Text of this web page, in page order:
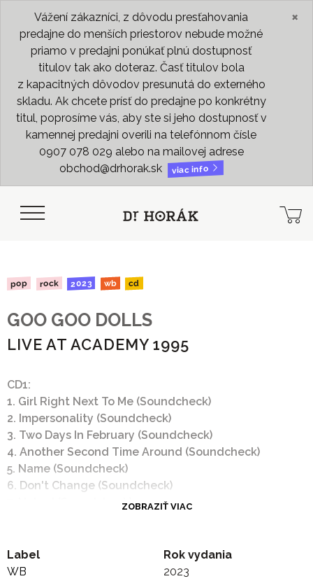
Vážení zákazníci, z dôvodu presťahovania
predajne do menších priestorov nebude možné
priamo v predajni ponúkať plnú dostupnosť
titulov tak ako doteraz. Časť titulov bola
z kapacitných dôvodov presunutá do externého
skladu. Ak chcete prísť do predajne po konkrétny
titul, poprosíme vás, aby ste si jeho dostupnosť v
kamennej predajni overili na telefónnom čísle
0907 078 029 alebo na mailovej adrese
obchod@drhorak.sk
viac info
×
pop rock 2023 wb cd
GOO GOO DOLLS
LIVE AT ACADEMY 1995
CD1:
1. Girl Right Next To Me (Soundcheck)
2. Impersonality (Soundcheck)
3. Two Days In February (Soundcheck)
4. Another Second Time Around (Soundcheck)
5. Name (Soundcheck)
6. Don't Change (Soundcheck)
7. Naked (Soundcheck)
10. Burnin' Up
11. Fallin' Down Again
ZOBRAZIŤ VIAC
Label
WB
Rok vydania
2023